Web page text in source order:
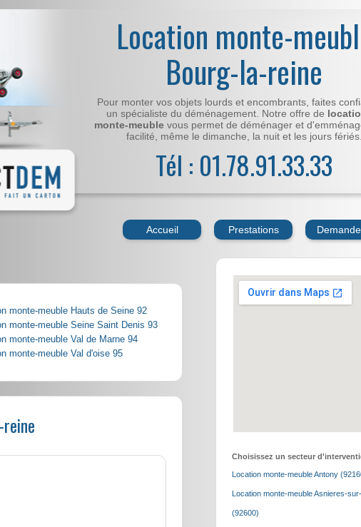
Location monte-
Bourg-la-reine
Pour monter vos objets lourds et encombrants, faites
un spécialiste du déménagement. Notre offre de
monte-meuble vous permet de déménager et
facilité, même le dimanche, la nuit et les jours fériés.
Tél : 01.78.91.33.33
Accueil Prestations
monte-meuble Hauts de Seine 92
monte-meuble Seine Saint Denis 93
monte-meuble Val de Marne 94
monte-meuble Val d'oise 95
Choisissez un secteur
Location monte-meuble Antony
Location monte-meuble Asnieres-
(92600)